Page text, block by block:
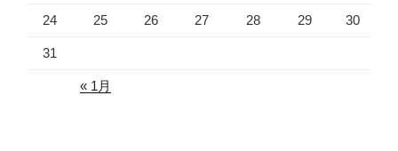
24 25 26 27 28 29 30
31
« 1月